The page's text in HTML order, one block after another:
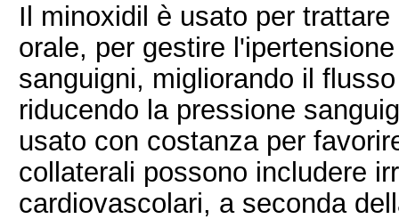
Il minoxidil è usato per
orale, per gestire
sanguigni, migliorando il
riducendo la pressione
usato con costanza per
collaterali possono includere
cardiovascolari, a seconda